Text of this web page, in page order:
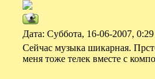
Дата: Суббота, 16-06-2007,
Сейчас музыка шикарная.
меня тоже телек вместе с